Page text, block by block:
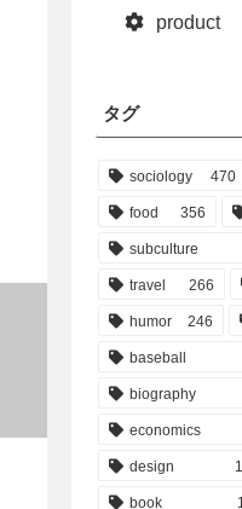
product
タグ
sociology 470
food 356
subculture
travel 266
humor 246
baseball
biography
economics
design
book